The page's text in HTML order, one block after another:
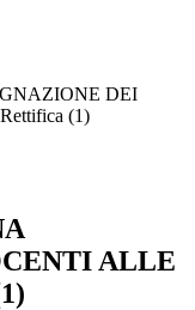
DEI
(1)
ALLE